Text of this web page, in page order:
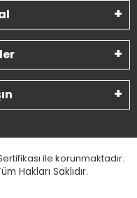
ile korunmaktadır.
Hakları Saklıdır.